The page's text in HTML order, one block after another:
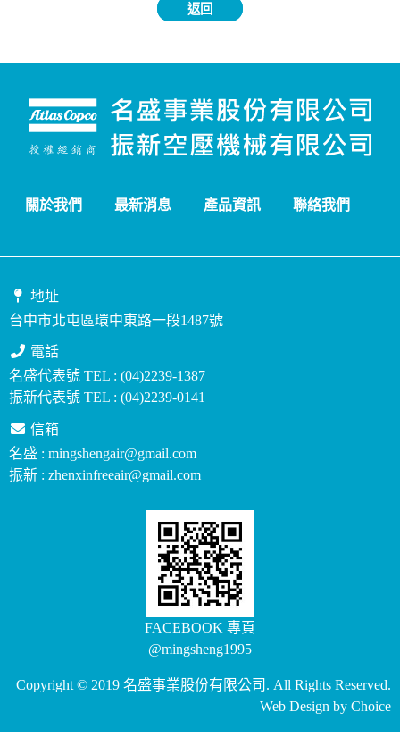
返回
關於我們 最新消息 產品資訊 聯絡我們
地址
台中市北屯區環中東路一段1487號
電話
名盛代表號 TEL : (04)2239-1387
振新代表號 TEL : (04)2239-0141
信箱
名盛 : mingshengair@gmail.com
振新 : zhenxinfreeair@gmail.com
FACEBOOK 專頁
@mingsheng1995
Copyright © 2019 名盛事業股份有限公司. All Rights Reserved.
Web Design by Choice